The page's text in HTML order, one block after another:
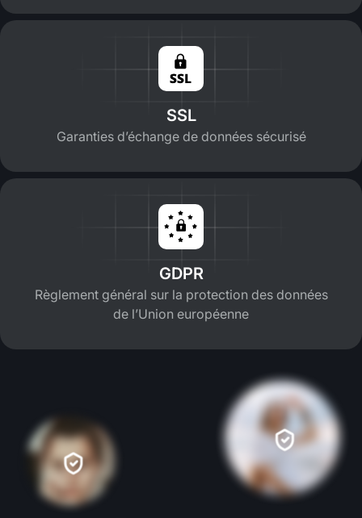
SSL
Garanties d’échange de données sécurisé
GDPR
Règlement général sur la protection des données
de l’Union européenne